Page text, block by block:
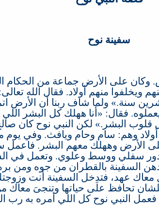
سفينة نوح
. وكان على الأرض جماعة من الحكام
ويخلفوا منهم أولاد. فقال الله تعالى
سنة.» ‏ ولما شاف ربنا أن الأرض
. فقال: « أنا ههلك كل البشر
قلوب البشر .» لكن النبي نوح كان
وهم: سام وحام ويافث. وفي يوم
الأرض وههلك معهم البشر . ‏ فاعمل
سفلي ووسط وعلوي. وتعمل في
السفينة بالقطران من جوه ومن
معاك عهد، فتدخل السفينة أنت
تحافظ علَى حياتها وتنجىَ معاك
فعمل النبي نوح كل اللي أمره به رب